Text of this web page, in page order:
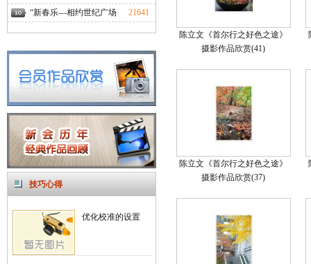
“新春乐—相约世纪广场
21641
技巧心得
优化校准的设置
陈立文《首尔行之好色之途》
摄影作品欣赏(41)
陈立文《首尔行之好色之途》
摄影作品欣赏(37)